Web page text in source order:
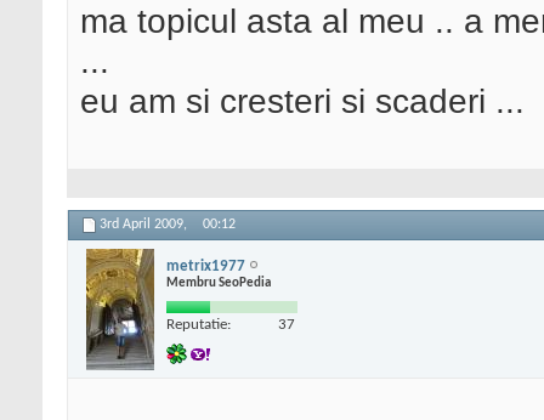
ma topicul asta al meu .. a
...
eu am si cresteri si scaderi ...
3rd April 2009, 00:12
metrix1977
Membru SeoPedia
Reputatie: 37